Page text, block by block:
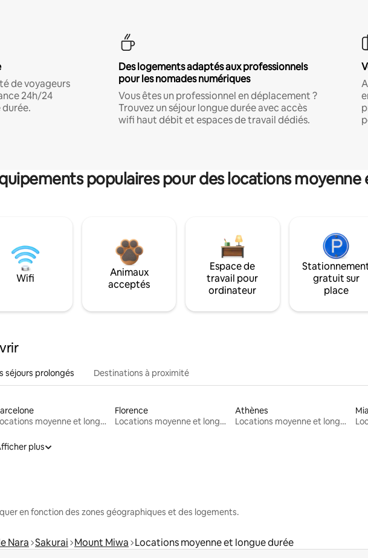
de voyageurs
24h/24
Des logements adaptés aux professionnels
pour les nomades numériques
Vous êtes un professionnel en déplacement ?
Trouvez un séjour longue durée avec accès
wifi haut débit et espaces de travail dédiés.
populaires pour des locations
Wifi
Animaux
acceptés
Espace de
travail pour
ordinateur
gratuit sur
place
séjours prolongés Destinations à proximité
Locations moyenne et longue durée
Florence
Locations moyenne et longue durée
Athènes
Locations moyenne et longue durée
plus
en fonction des zones géographiques et des logements.
Nara Sakurai Mount Miwa Locations moyenne et longue durée